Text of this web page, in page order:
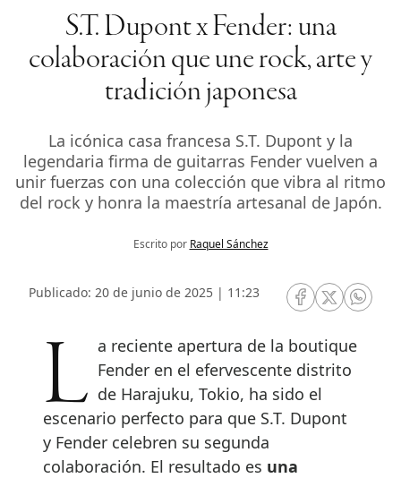
S.T. Dupont x Fender: una
colaboración que une rock, arte y
tradición japonesa
La icónica casa francesa S.T. Dupont y la
legendaria firma de guitarras Fender vuelven a
unir fuerzas con una colección que vibra al ritmo
del rock y honra la maestría artesanal de Japón.
Escrito por Raquel Sánchez
Publicado: 20 de junio de 2025 | 11:23
RRSS Facebook
RRSSRRSS
La reciente apertura de la boutique Fender en el efervescente distrito
de Harajuku, Tokio, ha sido el
escenario perfecto para que S.T. Dupont
y Fender celebren su segunda
colaboración. El resultado es una